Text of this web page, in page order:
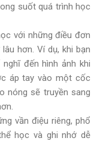
suốt quá trình học
với những điều đơn
hơn. Ví dụ, khi bạn
đến hình ảnh khi
áp tay vào một cốc
nóng sẽ truyền sang
vần điệu riêng, phổ
học và ghi nhớ dễ